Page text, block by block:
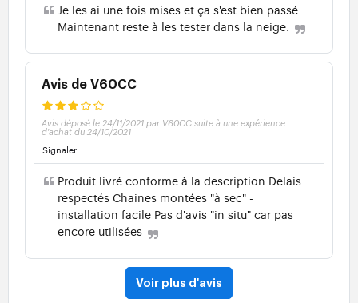
Je les ai une fois mises et ça s'est bien passé.
Maintenant reste à les tester dans la neige.
Avis de V60CC
Avis déposé le 24/11/2021 par V60CC suite à une expérience
d'achat du 24/10/2021
Signaler
Produit livré conforme à la description Delais
respectés Chaines montées "à sec" -
installation facile Pas d'avis "in situ" car pas
encore utilisées
Voir plus d'avis